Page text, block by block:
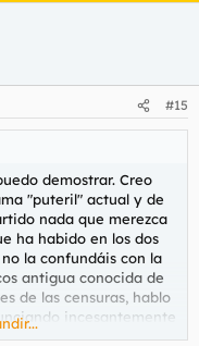
#15
demostrar. Creo
"puteril" actual y de
nada que merezca
ha habido en los dos
la confundáis con la
antigua conocida de
de las censuras, hablo
incesantemente
de 23 años, un teen